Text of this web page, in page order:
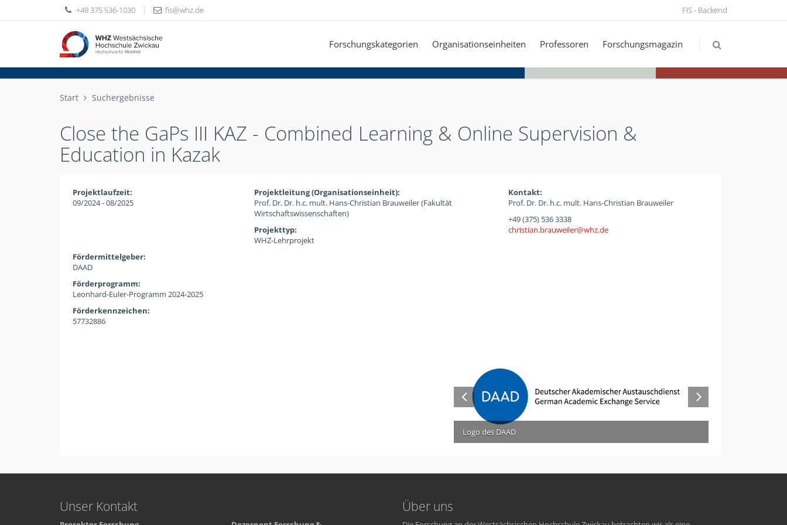
+49 375 536-1030 fis whzde FIS - Backend
Forschungskategorien Organisationseinheiten Professoren Forschungsmagazin
Start Suchergebnisse
Close the GaPs III KAZ - Combined Learning & Online Supervision &
Education in Kazak
Projektlaufzeit:
09/2024 - 08/2025
Projektleitung (Organisationseinheit):
Prof. Dr. Dr. h.c. mult. Hans-Christian Brauweiler (Fakultät
Wirtschaftswissenschaften)
Projekttyp:
WHZ-Lehrprojekt
Kontakt:
Prof. Dr. Dr. h.c. mult. Hans-Christian Brauweiler
+49 (375) 536 3338
christian.brauweiler
whzde
Fördermittelgeber:
DAAD
Förderprogramm:
Leonhard-Euler-Programm 2024-2025
Förderkennzeichen:
57732886
Logo des DAAD
Unser Kontakt Über uns